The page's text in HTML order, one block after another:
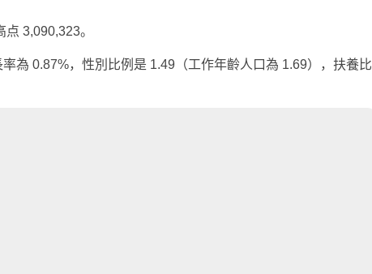
3,090,323。
為 0.87%，性別比例是 1.49（工作年齡人口為 1.69），扶養比